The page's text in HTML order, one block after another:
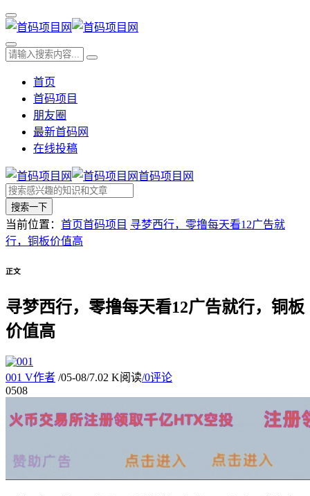
首页
首码项目
朋友圈
最新首码网
在线投稿
首码项目网
搜索一下
当前位置： 首页首码项目 寻梦西行，零撸每天看12广告就
行，铜板价值高
正文
寻梦西行，零撸每天看12广告就行，铜板
价值高
001 V作者 /05-08/7.02 K阅读/0评论
0508